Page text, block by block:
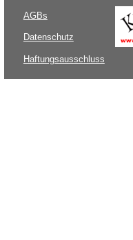
AGBs
Datenschutz
Haftungsausschluss